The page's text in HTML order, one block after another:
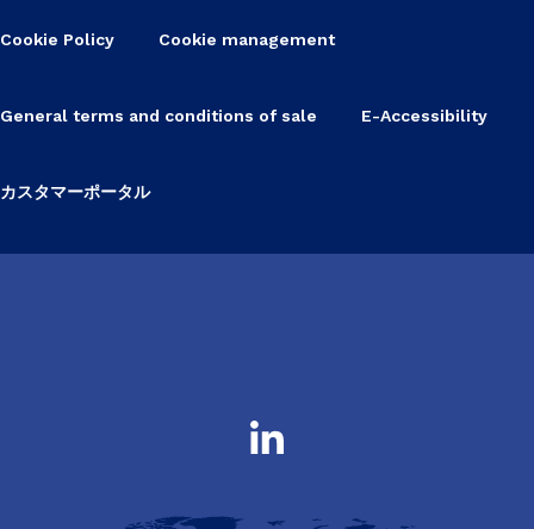
Cookie Policy Cookie management
General terms and conditions of sale E-Accessibility
カスタマーポータル